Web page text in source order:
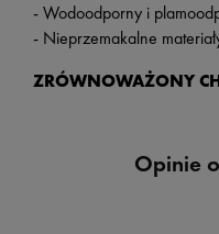
- Wodoodporny i
- Nieprzemakalne
ZRÓWNOWAŻONY
Opinie